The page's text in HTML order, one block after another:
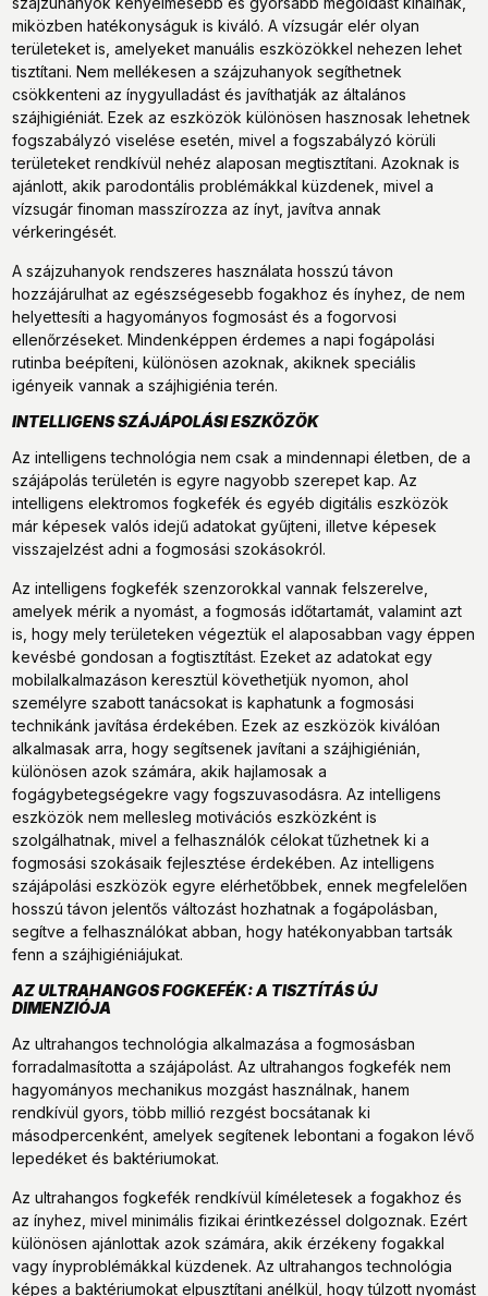
miközben hatékonyságuk is kiváló. A vízsugár elér olyan
területeket is, amelyeket manuális eszközökkel nehezen lehet
tisztítani. Nem mellékesen a szájzuhanyok segíthetnek
csökkenteni az ínygyulladást és javíthatják az általános
szájhigiéniát. Ezek az eszközök különösen hasznosak lehetnek
fogszabályzó viselése esetén, mivel a fogszabályzó körüli
területeket rendkívül nehéz alaposan megtisztítani. Azoknak is
ajánlott, akik parodontális problémákkal küzdenek, mivel a
vízsugár finoman masszírozza az ínyt, javítva annak
vérkeringését.
A szájzuhanyok rendszeres használata hosszú távon
hozzájárulhat az egészségesebb fogakhoz és ínyhez, de nem
helyettesíti a hagyományos fogmosást és a fogorvosi
ellenőrzéseket. Mindenképpen érdemes a napi fogápolási
rutinba beépíteni, különösen azoknak, akiknek speciális
igényeik vannak a szájhigiénia terén.
INTELLIGENS SZÁJÁPOLÁSI ESZKÖZÖK
Az intelligens technológia nem csak a mindennapi életben, de a
szájápolás területén is egyre nagyobb szerepet kap. Az
intelligens elektromos fogkefék és egyéb digitális eszközök
már képesek valós idejű adatokat gyűjteni, illetve képesek
visszajelzést adni a fogmosási szokásokról.
Az intelligens fogkefék szenzorokkal vannak felszerelve,
amelyek mérik a nyomást, a fogmosás időtartamát, valamint azt
is, hogy mely területeken végeztük el alaposabban vagy éppen
kevésbé gondosan a fogtisztítást. Ezeket az adatokat egy
mobilalkalmazáson keresztül követhetjük nyomon, ahol
személyre szabott tanácsokat is kaphatunk a fogmosási
technikánk javítása érdekében. Ezek az eszközök kiválóan
alkalmasak arra, hogy segítsenek javítani a szájhigiénián,
különösen azok számára, akik hajlamosak a
fogágybetegségekre vagy fogszuvasodásra. Az intelligens
eszközök nem mellesleg motivációs eszközként is
szolgálhatnak, mivel a felhasználók célokat tűzhetnek ki a
fogmosási szokásaik fejlesztése érdekében. Az intelligens
szájápolási eszközök egyre elérhetőbbek, ennek megfelelően
hosszú távon jelentős változást hozhatnak a fogápolásban,
segítve a felhasználókat abban, hogy hatékonyabban tartsák
fenn a szájhigiéniájukat.
AZ ULTRAHANGOS FOGKEFÉK: A TISZTÍTÁS ÚJ
DIMENZIÓJA
Az ultrahangos technológia alkalmazása a fogmosásban
forradalmasította a szájápolást. Az ultrahangos fogkefék nem
hagyományos mechanikus mozgást használnak, hanem
rendkívül gyors, több millió rezgést bocsátanak ki
másodpercenként, amelyek segítenek lebontani a fogakon lévő
lepedéket és baktériumokat.
Az ultrahangos fogkefék rendkívül kíméletesek a fogakhoz és
az ínyhez, mivel minimális fizikai érintkezéssel dolgoznak. Ezért
különösen ajánlottak azok számára, akik érzékeny fogakkal
vagy ínyproblémákkal küzdenek. Az ultrahangos technológia
képes a baktériumokat elpusztítani anélkül, hogy túlzott nyomást